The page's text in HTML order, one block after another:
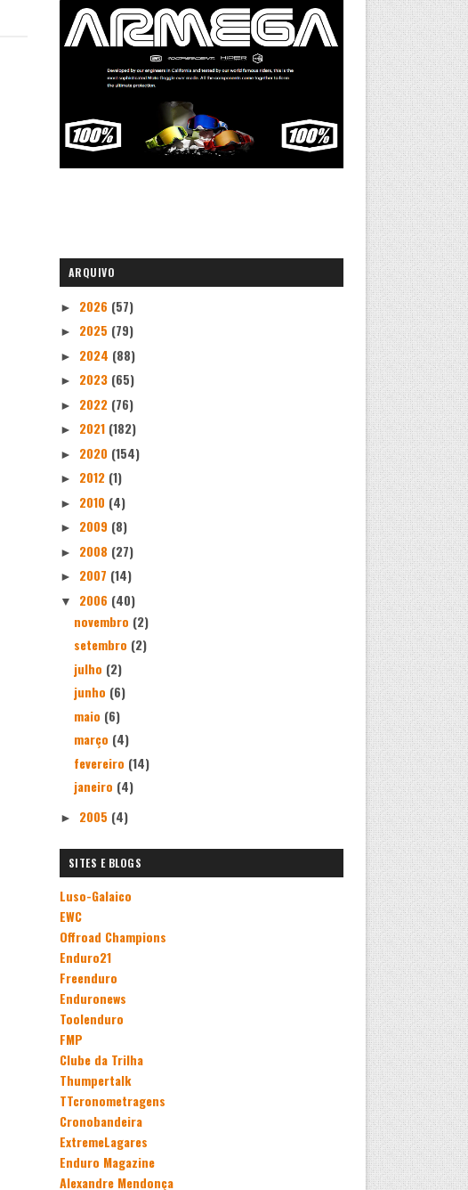
ARQUIVO
► 2026 (57)
► 2025 (79)
► 2024 (88)
► 2023 (65)
► 2022 (76)
► 2021 (182)
► 2020 (154)
► 2012 (1)
► 2010 (4)
► 2009 (8)
► 2008 (27)
► 2007 (14)
▼ 2006 (40)
novembro (2)
setembro (2)
julho (2)
junho (6)
maio (6)
março (4)
fevereiro (14)
janeiro (4)
► 2005 (4)
SITES E BLOGS
Luso-Galaico
EWC
Offroad Champions
Enduro21
Freenduro
Enduronews
Toolenduro
FMP
Clube da Trilha
Thumpertalk
TTcronometragens
Cronobandeira
ExtremeLagares
Enduro Magazine
Alexandre Mendonça